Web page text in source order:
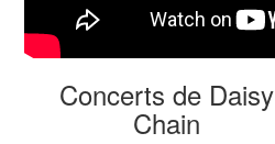
Concerts de Daisy
Chain